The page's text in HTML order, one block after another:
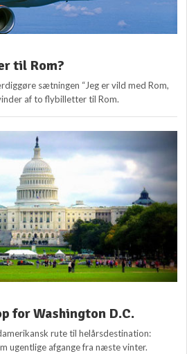
til Rom?
sætningen “Jeg er vild med Rom,
af to flybilletter til Rom.
for Washington D.C.
rute til helårsdestination:
ugentlige afgange fra næste vinter.